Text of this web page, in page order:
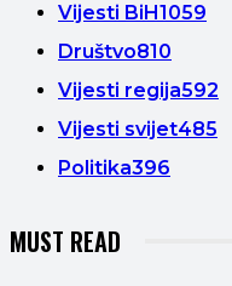
Vijesti BiH1059
Društvo810
Vijesti regija592
Vijesti svijet485
Politika396
MUST READ